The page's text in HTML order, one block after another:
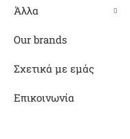
Άλλα
Our brands
Σχετικά με εμάς
Επικοινωνία